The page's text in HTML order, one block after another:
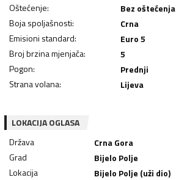
Oštećenje:
Bez oštećenja
Boja spoljašnosti:
Crna
Emisioni standard:
Euro 5
Broj brzina mjenjača:
5
Pogon:
Prednji
Strana volana: Lijeva
LOKACIJA OGLASA
Država
Crna Gora
Grad
Bijelo Polje
Lokacija
Bijelo Polje (uži dio)